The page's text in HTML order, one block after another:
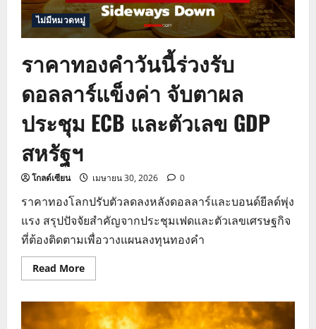
ไม่มีหมวดหมู่
ราคาทองคำวันนี้ร่วงรับ
ดอลลาร์แข็งค่า จับตาผล
ประชุม ECB และตัวเลข GDP
สหรัฐฯ
โกลด์เซียน เมษายน 30, 2026 0
ราคาทองโลกปรับตัวลดลงหลังดอลลาร์และบอนด์ยีลด์พุ่ง
แรง สรุปปัจจัยสำคัญจากประชุมเฟดและตัวเลขเศรษฐกิจ
ที่ต้องติดตามเพื่อวางแผนลงทุนทองคำ
Read MoreRead
more
ทองคำ
วัน